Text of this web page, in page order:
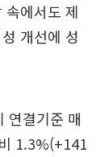
에서도 제
개선에 성
연결기준 매
1.3%(+141